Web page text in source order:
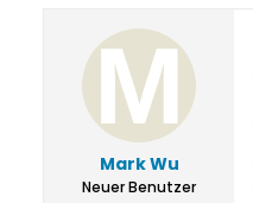
Mark Wu
Neuer Benutzer